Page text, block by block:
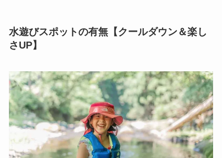
水遊びスポットの有無【クールダウン＆楽し
さUP】